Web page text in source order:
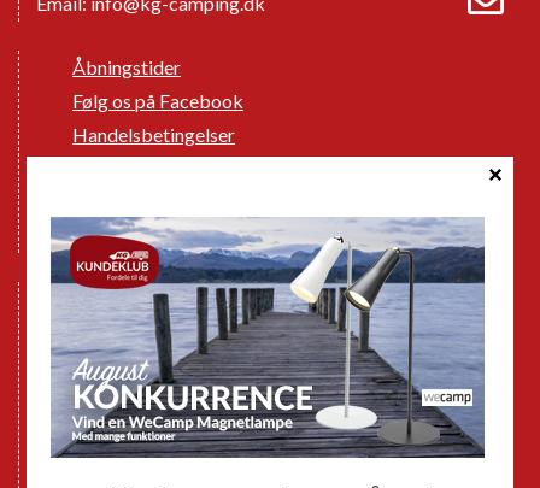
Åbningstider
Følg os på Facebook
Handelsbetingelser
GPDR - Optagelse af foto og video
Nye Campingvogne
Nye Autocampere og Vans
Brugte Campingvogne
Brugte Autocampere og Vans
Webshop